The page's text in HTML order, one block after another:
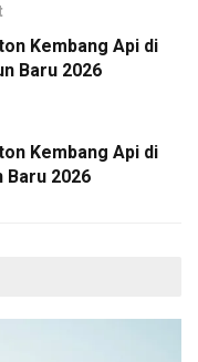
Kembang Api di
Baru 2026
Kembang Api di
Baru 2026